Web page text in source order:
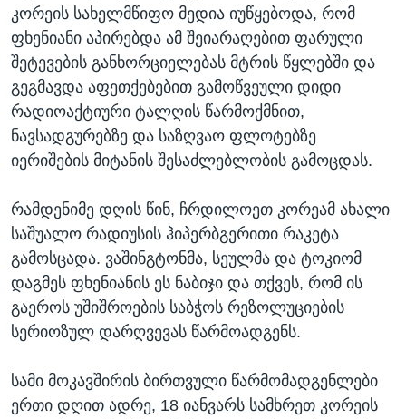
კორეის სახელმწიფო მედია იუწყებოდა, რომ
ფხენიანი აპირებდა ამ შეიარაღებით ფარული
შეტევების განხორციელებას მტრის წყლებში და
გეგმავდა აფეთქებებით გამოწვეული დიდი
რადიოაქტიური ტალღის წარმოქმნით,
ნავსადგურებზე და საზღვაო ფლოტებზე
იერიშების მიტანის შესაძლებლობის გამოცდას.
რამდენიმე დღის წინ, ჩრდილოეთ კორეამ ახალი
საშუალო რადიუსის ჰიპერბგერითი რაკეტა
გამოსცადა. ვაშინგტონმა, სეულმა და ტოკიომ
დაგმეს ფხენიანის ეს ნაბიჯი და თქვეს, რომ ის
გაეროს უშიშროების საბჭოს რეზოლუციების
სერიოზულ დარღვევას წარმოადგენს.
სამი მოკავშირის ბირთვული წარმომადგენლები
ერთი დღით ადრე, 18 იანვარს სამხრეთ კორეის